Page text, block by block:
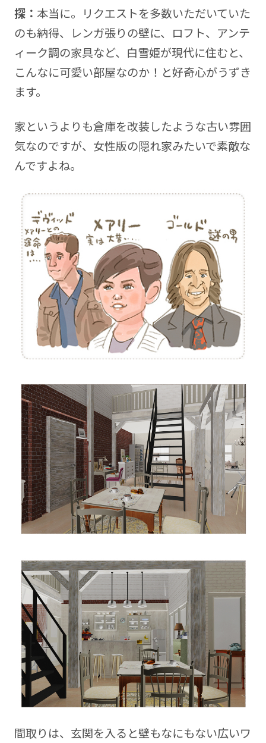
探： 本当に。リクエストを多数いただいていた
のも納得、レンガ張りの壁に、ロフト、アンテ
ィーク調の家具など、白雪姫が現代に住むと、
こんなに可愛い部屋なのか！と好奇心がうずき
ます。
家というよりも倉庫を改装したような古い雰囲
気なのですが、女性版の隠れ家みたいで素敵な
んですよね。
間取りは、玄関を入ると壁もなにもない広いワ